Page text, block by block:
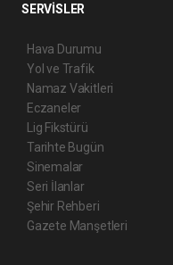
SERVİSLER
Hava Durumu
Yol ve Trafik
Namaz Vakitleri
Eczaneler
Lig Fikstürü
Tarihte Bugün
Sinemalar
Seri İlanlar
Şehir Rehberi
Gazete Manşetleri